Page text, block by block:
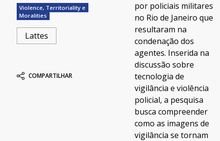
Violence, Territoriality e
Moralities
Lattes
COMPARTILHAR
por policiais militares
no Rio de Janeiro que
resultaram na
condenação dos
agentes. Inserida na
discussão sobre
tecnologia de
vigilância e violência
policial, a pesquisa
busca compreender
como as imagens de
vigilância se tornam